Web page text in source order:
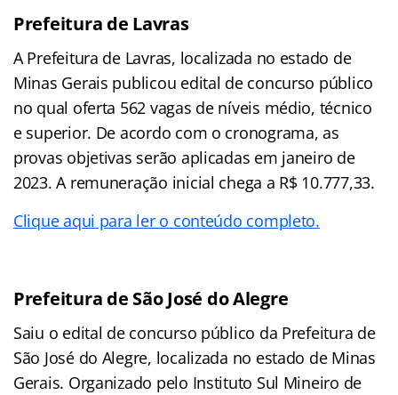
Prefeitura de Lavras
A Prefeitura de Lavras, localizada no estado de
Minas Gerais publicou edital de concurso público
no qual oferta 562 vagas de níveis médio, técnico
e superior. De acordo com o cronograma, as
provas objetivas serão aplicadas em janeiro de
2023. A remuneração inicial chega a R$ 10.777,33.
Clique aqui para ler o conteúdo completo.
Prefeitura de São José do Alegre
Saiu o edital de concurso público da Prefeitura de
São José do Alegre, localizada no estado de Minas
Gerais. Organizado pelo Instituto Sul Mineiro de